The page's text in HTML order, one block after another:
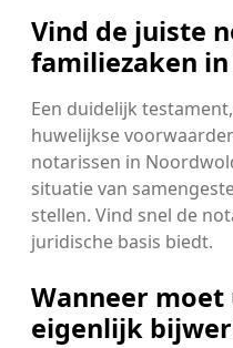
Vind de juiste
familiezaken
Een duidelijk
huwelijkse
notarissen in
situatie van
stellen. Vind snel de
juridische basis biedt.
Wanneer
eigenlijk